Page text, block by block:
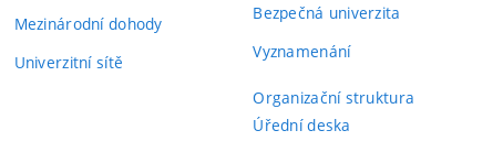
Mezinárodní dohody
Univerzitní sítě
Bezpečná univerzita
Vyznamenání
Organizační struktura
Úřední deska